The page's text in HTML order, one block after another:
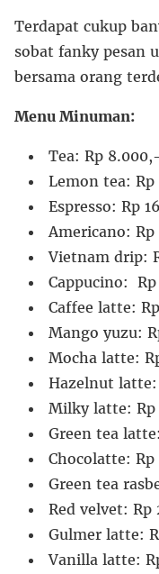
Terdapat cukup
sobat fanky pesan
bersama orang
Menu Minuman:
Tea: Rp
Lemon tea: Rp
Espresso: Rp
Americano:
Vietnam drip:
Cappucino:
Caffee latte:
Mango yuzu:
Mocha latte:
Hazelnut
Milky latte:
Green tea
Chocolatte:
Green tea
Red velvet: Rp
Gulmer latte:
Vanilla latte: